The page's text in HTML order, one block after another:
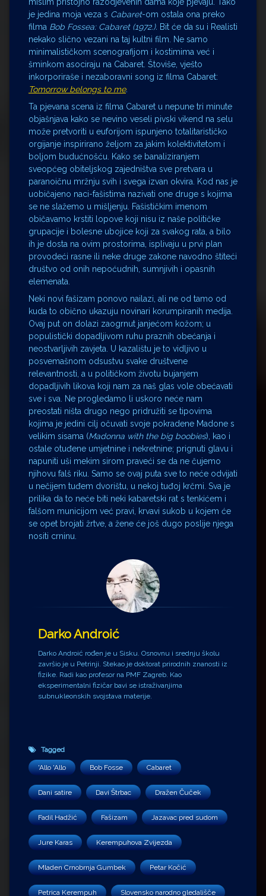
je jedina moja veza s Cabaret-om ostala ona preko
filma Bob Fossea: Cabaret (1972.). Bit će da su i Realisti
nekako slično vezani na taj kultni film. Ne samo
minimalističkom scenografijom i kostimima već i
šminkom asociraju na Cabaret. Štoviše, vješto
inkorporiraše i nezaboravni song iz filma Cabaret:
Tomorrow belongs to me.
Ta pjevana scena iz filma Cabaret u nepune tri minute
objašnjava kako se nevino veseli pivski vikend na selu
može pretvoriti u euforijom ispunjeno totalitarističko
orgijanje inspirirano željom za jakim kolektivitetom i
boljom budućnošću. Kako se banaliziranjem
sveopćeg obiteljskog zajedništva sve pretvara u
paranoičnu mržnju svih i svega izvan okvira. Kod nas je
uobičajeno naci-fašistima nazivati one druge s kojima
se ne slažemo u mišljenju. Fašističkim imenom
običavamo krstiti lopove koji nisu iz naše političke
grupacije i bolesne ubojice koji za svakog rata, a bilo
ih je dosta na ovim prostorima, isplivaju u prvi plan
provodeći rasne ili neke druge zakone navodno štiteći
društvo od onih nepoćudnih, sumnjivih i opasnih
elemenata.
Neki novi fašizam ponovo nailazi, ali ne od tamo od
kuda to obično ukazuju novinari korumpiranih medija.
Ovaj put on dolazi zaogrnut janjećom kožom; u
populistički dopadljivom ruhu praznih obećanja i
neostvarljivih zavjeta. U kazalištu je to vidljivo u
posvemašnom odsustvu svake društvene
relevantnosti, a u političkom životu bujanjem
dopadljivih likova koji nam za naš glas vole obećavati
sve i sva. Ne progledamo li uskoro neće nam
preostati ništa drugo nego pridružiti se tipovima
kojima je jedini cilj očuvati svoje pokradene Madone s
velikim sisama (Madonna with the big boobies), kao i
ostale otuđene umjetnine i nekretnine; prignuti glavu i
napuniti uši mekim sirom praveći se da ne čujemo
njihovu falš riku. Samo se ovaj puta sve to neće odvijati
u nečijem tuđem dvorištu, u nekoj tuđoj krčmi. Sva je
prilika da to neće biti neki kabaretski rat s tenkićem i
falšom municijom već pravi, krvavi sukob u kojem će
se opet brojati žrtve, a žene će još dugo poslije njega
nositi crninu.
Darko Androić
Darko Androić rođen je u Sisku. Osnovnu i srednju školu
završio je u Petrinji. Stekao je doktorat prirodnih znanosti iz
fizike. Radi kao profesor na PMF Zagreb. Kao
eksperimentalni fizičar bavi se istraživanjima
subnukleonskih svojstava materije.
Tagged
'Allo 'Allo Bob Fosse Cabaret
Dani satire Davi Štrbac Dražen Čuček
Fadil Hadžić Fašizam Jazavac pred sudom
Jure Karas Kerempuhova Zvijezda
Mladen Crnobrnja Gumbek Petar Kočić
Petrica Kerempuh Slovensko narodno gledališče